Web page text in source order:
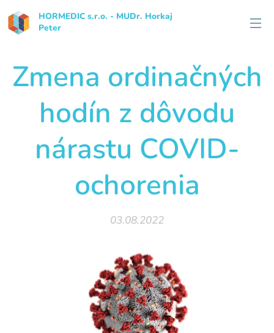
HORMEDIC s.r.o. - MUDr. Horkaj
Peter
Zmena ordinačných
hodín z dôvodu
nárastu COVID-
ochorenia
03.08.2022